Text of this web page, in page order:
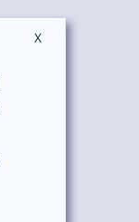
XMasquer le